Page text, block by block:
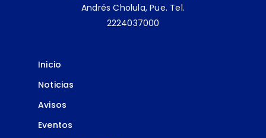
Andrés Cholula, Pue. Tel.
2224037000
Inicio
Noticias
Avisos
Eventos